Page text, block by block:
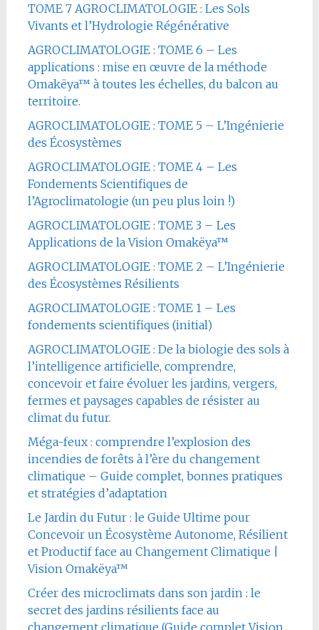
TOME 7 AGROCLIMATOLOGIE : Les Sols
Vivants et l’Hydrologie Régénérative
AGROCLIMATOLOGIE : TOME 6 – Les
applications : mise en œuvre de la méthode
Omakëya™ à toutes les échelles, du balcon au
territoire.
AGROCLIMATOLOGIE : TOME 5 – L’Ingénierie
des Écosystèmes
AGROCLIMATOLOGIE : TOME 4 – Les
Fondements Scientifiques de
l’Agroclimatologie (un peu plus loin !)
AGROCLIMATOLOGIE : TOME 3 – Les
Applications de la Vision Omakëya™
AGROCLIMATOLOGIE : TOME 2 – L’Ingénierie
des Écosystèmes Résilients
AGROCLIMATOLOGIE : TOME 1 – Les
fondements scientifiques (initial)
AGROCLIMATOLOGIE : De la biologie des sols à
l’intelligence artificielle, comprendre,
concevoir et faire évoluer les jardins, vergers,
fermes et paysages capables de résister au
climat du futur.
Méga-feux : comprendre l’explosion des
incendies de forêts à l’ère du changement
climatique – Guide complet, bonnes pratiques
et stratégies d’adaptation
Le Jardin du Futur : le Guide Ultime pour
Concevoir un Écosystème Autonome, Résilient
et Productif face au Changement Climatique |
Vision Omakëya™
Créer des microclimats dans son jardin : le
secret des jardins résilients face au